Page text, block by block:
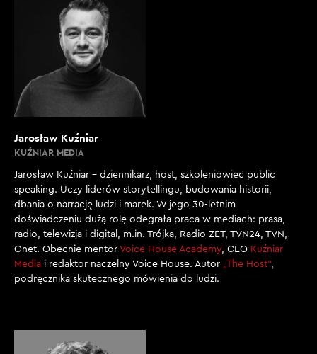
Jarosław Kuźniar
KUŹNIAR MEDIA
Jarosław Kuźniar – dziennikarz, host, szkoleniowiec public
speaking. Uczy liderów storytellingu, budowania historii,
dbania o narrację ludzi i marek. W jego 30-letnim
doświadczeniu dużą rolę odegrała praca w mediach: prasa,
radio, telewizja i digital, m.in. Trójka, Radio ZET, TVN24, TVN,
Onet. Obecnie mentor Voice House Academy, CEO Kuźniar
Media i redaktor naczelny Voice House. Autor „The Host”,
podręcznika skutecznego mówienia do ludzi.